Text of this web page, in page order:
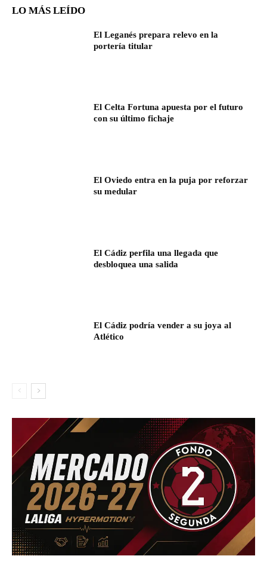
LO MÁS LEÍDO
El Leganés prepara relevo en la
portería titular
El Celta Fortuna apuesta por el futuro
con su último fichaje
El Oviedo entra en la puja por reforzar
su medular
El Cádiz perfila una llegada que
desbloquea una salida
El Cádiz podría vender a su joya al
Atlético